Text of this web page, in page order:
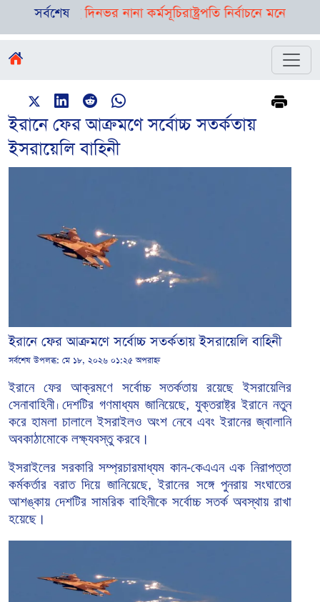
সর্বশেষ
রয়েছে দিনভর নানা কর্মসূচিরাষ্ট্রপতি নির্বাচনে মনোনয়নপত্র
ইরানে ফের আক্রমণে সর্বোচ্চ সতর্কতায়
ইসরায়েলি বাহিনী
ইরানে ফের আক্রমণে সর্বোচ্চ সতর্কতায় ইসরায়েলি বাহিনী
সর্বশেষ উপলব্ধ: মে ১৮, ২০২৬ ০১:২৫ অপরাহ্ন
ইরানে ফের আক্রমণে সর্বোচ্চ সতর্কতায়
রয়েছে ইসরায়েলির
সেনাবাহিনী।দেশটির গণমাধ্যম জানিয়েছে, যুক্তরাষ্ট্র ইরানে নতুন
করে হামলা চালালে ইসরাইলও অংশ নেবে এবং ইরানের জ্বালানি
অবকাঠামোকে লক্ষ্যবস্তু করবে।
ইসরাইলের সরকারি সম্প্রচারমাধ্যম কান-কেএএন এক নিরাপত্তা
কর্মকর্তার বরাত দিয়ে জানিয়েছে, ইরানের সঙ্গে পুনরায় সংঘাতের
আশঙ্কায় দেশটির সামরিক বাহিনীকে সর্বোচ্চ সতর্ক অবস্থায় রাখা
হয়েছে।